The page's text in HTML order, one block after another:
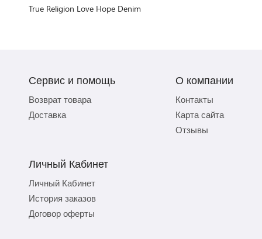
True Religion Love Hope Denim
Сервис и помощь
Возврат товара
Доставка
О компании
Контакты
Карта сайта
Отзывы
Личный Кабинет
Личный Кабинет
История заказов
Договор оферты